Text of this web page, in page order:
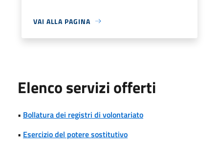
VAI ALLA PAGINA
Elenco servizi offerti
• Bollatura dei registri di volontariato
• Esercizio del potere sostitutivo